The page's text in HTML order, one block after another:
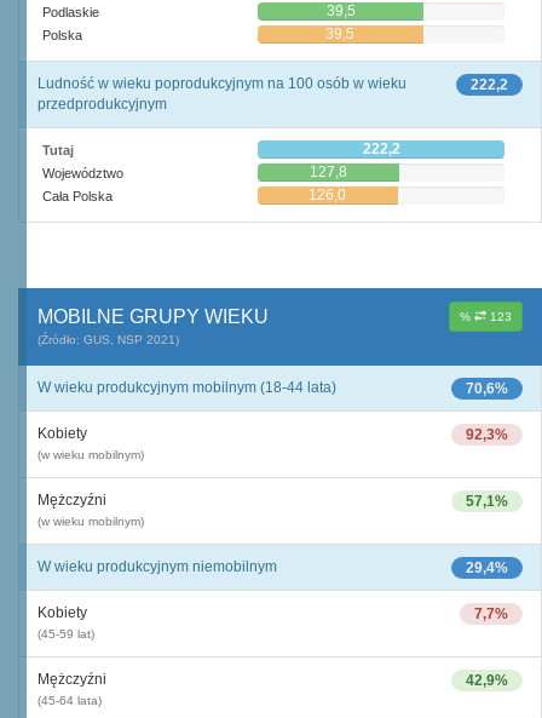
Podlaskie 39,5
Polska 39,5
222,2
Ludność w wieku poprodukcyjnym na 100 osób w wieku
przedprodukcyjnym
Tutaj 222,2
Województwo 127,8
Cała Polska 126,0
% 123
MOBILNE GRUPY WIEKU
(Źródło: GUS, NSP 2021)
70,6%
W wieku produkcyjnym mobilnym (18-44 lata)
92,3%
Kobiety
(w wieku mobilnym)
57,1%
Mężczyźni
(w wieku mobilnym)
29,4%
W wieku produkcyjnym niemobilnym
7,7%
Kobiety
(45-59 lat)
42,9%
Mężczyźni
(45-64 lata)